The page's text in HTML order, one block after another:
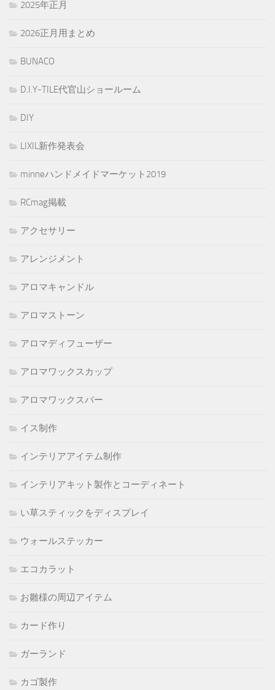
2025年正月
2026正月用まとめ
BUNACO
D.I.Y-TILE代官山ショールーム
DIY
LIXIL新作発表会
minneハンドメイドマーケット2019
RCmag掲載
アクセサリー
アレンジメント
アロマキャンドル
アロマストーン
アロマディフューザー
アロマワックスカップ
アロマワックスバー
イス制作
インテリアアイテム制作
インテリアキット製作とコーディネート
い草スティックをディスプレイ
ウォールステッカー
エコカラット
お雛様の周辺アイテム
カード作り
ガーランド
カゴ製作